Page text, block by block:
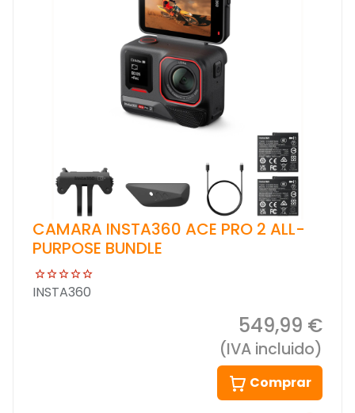
CAMARA INSTA360 ACE PRO 2 ALL-
PURPOSE BUNDLE
INSTA360
549,99 €
(IVA incluido)
Comprar